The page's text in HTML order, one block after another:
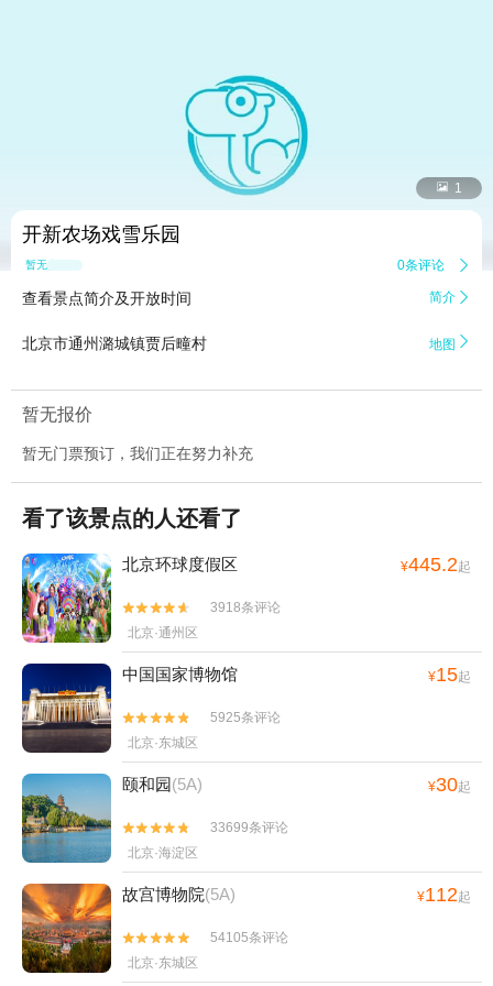
 1
开新农场戏雪乐园
暂无点评 0条评论 
查看景点简介及开放时间 简介 
北京市通州潞城镇贾后疃村 地图 
暂无报价
暂无门票预订，我们正在努力补充
看了该景点的人还看了
北京环球度假区 ¥445.2起


3918条评论
北京·通州区
中国国家博物馆 ¥15起


5925条评论
北京·东城区
颐和园(5A) ¥30起


33699条评论
北京·海淀区
故宫博物院(5A) ¥112起


54105条评论
北京·东城区